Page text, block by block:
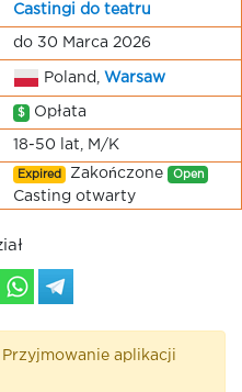
Castingi do teatru
do 30 Marca 2026
Poland, Warsaw
$ Opłata
18-50 lat, M/K
Expired Zakończone Open
Casting otwarty
Przyjmowanie aplikacji